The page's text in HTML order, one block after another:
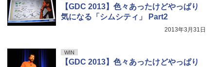
【GDC 2013】色々あったけどやっぱり
気になる「シムシティ」 Part2
2013年3月31日
WIN
【GDC 2013】色々あったけどやっぱり